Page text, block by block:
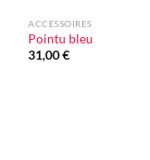
ACCESSOIRES
Pointu bleu
31,00€